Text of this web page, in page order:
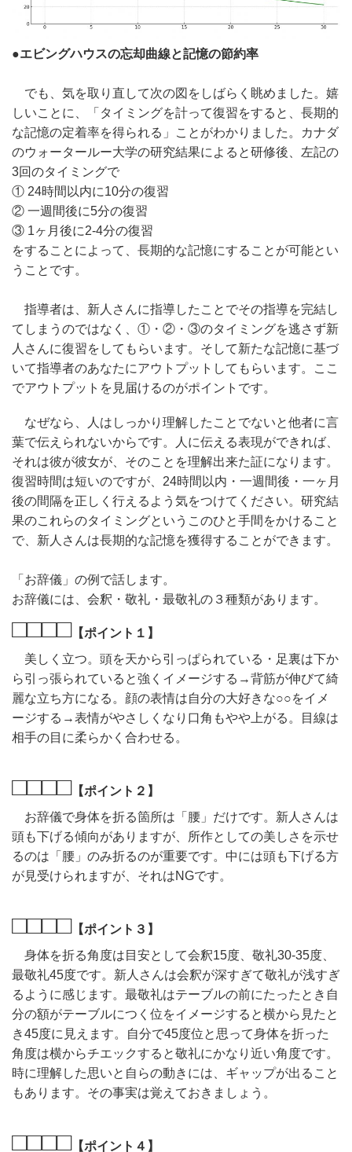
●エビングハウスの忘却曲線と記憶の節約率
でも、気を取り直して次の図をしばらく眺めました。嬉
しいことに、「タイミングを計って復習をすると、長期的
な記憶の定着率を得られる」ことがわかりました。カナダ
のウォータールー大学の研究結果によると研修後、左記の
3回のタイミングで
① 24時間以内に10分の復習
② 一週間後に5分の復習
③ 1ヶ月後に2-4分の復習
をすることによって、長期的な記憶にすることが可能とい
うことです。
指導者は、新人さんに指導したことでその指導を完結し
てしまうのではなく、①・②・③のタイミングを逃さず新
人さんに復習をしてもらいます。そして新たな記憶に基づ
いて指導者のあなたにアウトプットしてもらいます。ここ
でアウトプットを見届けるのがポイントです。
なぜなら、人はしっかり理解したことでないと他者に言
葉で伝えられないからです。人に伝える表現ができれば、
それは彼が彼女が、そのことを理解出来た証になります。
復習時間は短いのですが、24時間以内・一週間後・一ヶ月
後の間隔を正しく行えるよう気をつけてください。研究結
果のこれらのタイミングというこのひと手間をかけること
で、新人さんは長期的な記憶を獲得することができます。
「お辞儀」の例で話します。
お辞儀には、会釈・敬礼・最敬礼の３種類があります。
□□□□ 【ポイント１】
美しく立つ。頭を天から引っぱられている・足裏は下か
ら引っ張られていると強くイメージする→背筋が伸びて綺
麗な立ち方になる。顔の表情は自分の大好きな○○をイメ
ージする→表情がやさしくなり口角もやや上がる。目線は
相手の目に柔らかく合わせる。
□□□□ 【ポイント２】
お辞儀で身体を折る箇所は「腰」だけです。新人さんは
頭も下げる傾向がありますが、所作としての美しさを示せ
るのは「腰」のみ折るのが重要です。中には頭も下げる方
が見受けられますが、それはNGです。
□□□□ 【ポイント３】
身体を折る角度は目安として会釈15度、敬礼30-35度、
最敬礼45度です。新人さんは会釈が深すぎて敬礼が浅すぎ
るように感じます。最敬礼はテーブルの前にたったとき自
分の額がテーブルにつく位をイメージすると横から見たと
き45度に見えます。自分で45度位と思って身体を折った
角度は横からチエックすると敬礼にかなり近い角度です。
時に理解した思いと自らの動きには、ギャップが出ること
もあります。その事実は覚えておきましょう。
□□□□ 【ポイント４】